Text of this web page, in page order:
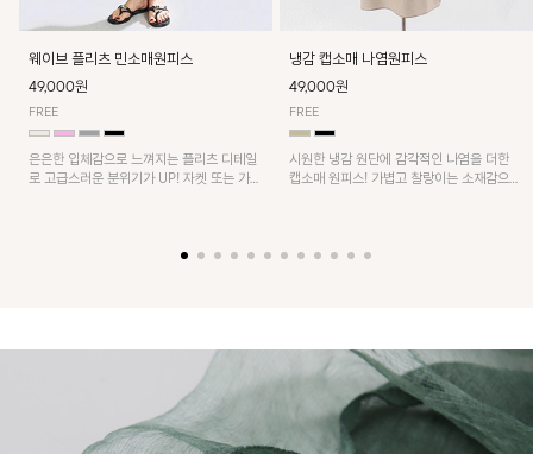
웨이브 플리츠 민소매원피스
49,000원
FREE
은은한 입체감으로 느껴지는 플리츠 디테일
로 고급스러운 분위기가 UP! 자켓 또는 가디
냉감 캡소매 나염원피스
49,000원
FREE
시원한 냉감 원단에 감각적인 나염을 더한
캡소매 원피스! 가볍고 찰랑이는 소재감으로